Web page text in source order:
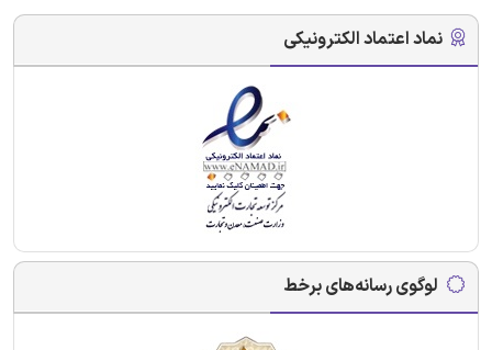
نماد اعتماد الکترونیکی
لوگوی رسانه‌های برخط